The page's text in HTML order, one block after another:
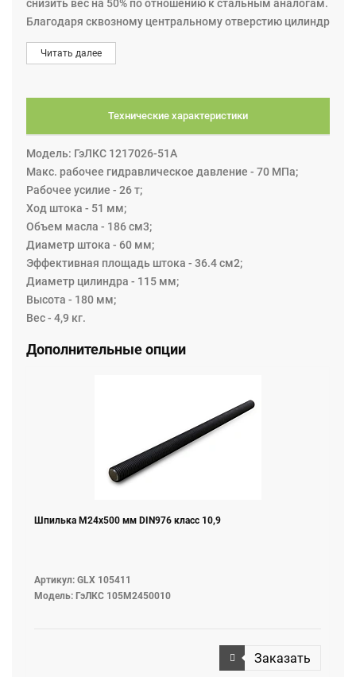
снизить вес на 50% по отношению к стальным аналогам.
Благодаря сквозному центральному отверстию цилиндр
может использоваться как для запрессовки, так и для
выпрессовки, например: втулок, подшипников,
На передней части корпуса гидроцилиндра выполнена
отверстия с резьбой М10, это дает возможность
прикрепить к цилиндру дополнительную оснастку или
использовать его в различных приспособлениях.
Для работы с гидроцилиндром необходимо подключить
насос с ручным, пневматическим или электрическим
приводом, которые создают гидравлическое давление
в цилиндре не более 70 МПа.
Читать далее
Технические характеристики
Модель: ГэЛКС 1217026-51А
Макс. рабочее гидравлическое давление - 70 МПа;
Рабочее усилие - 26 т;
Ход штока - 51 мм;
Объем масла - 186 см3;
Диаметр штока - 60 мм;
Эффективная площадь штока - 36.4 см2;
Диаметр цилиндра - 115 мм;
Высота - 180 мм;
Вес - 4,9 кг.
Дополнительные опции
Шпилька M24х500 мм DIN976 класс 10,9
Артикул: GLX 105411
Модель: ГэЛКС 105М2450010
Заказать